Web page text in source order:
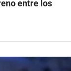
entre los